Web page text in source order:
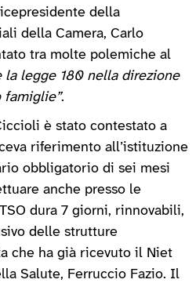
della
della Camera, Carlo
tra molte polemiche al
la legge 180 nella direzione
famiglie”.
è stato contestato a
riferimento all’istituzione
obbligatorio di sei mesi
anche presso le
dura 7 giorni, rinnovabili,
delle strutture
che ha già ricevuto il Niet
Salute, Ferruccio Fazio. Il